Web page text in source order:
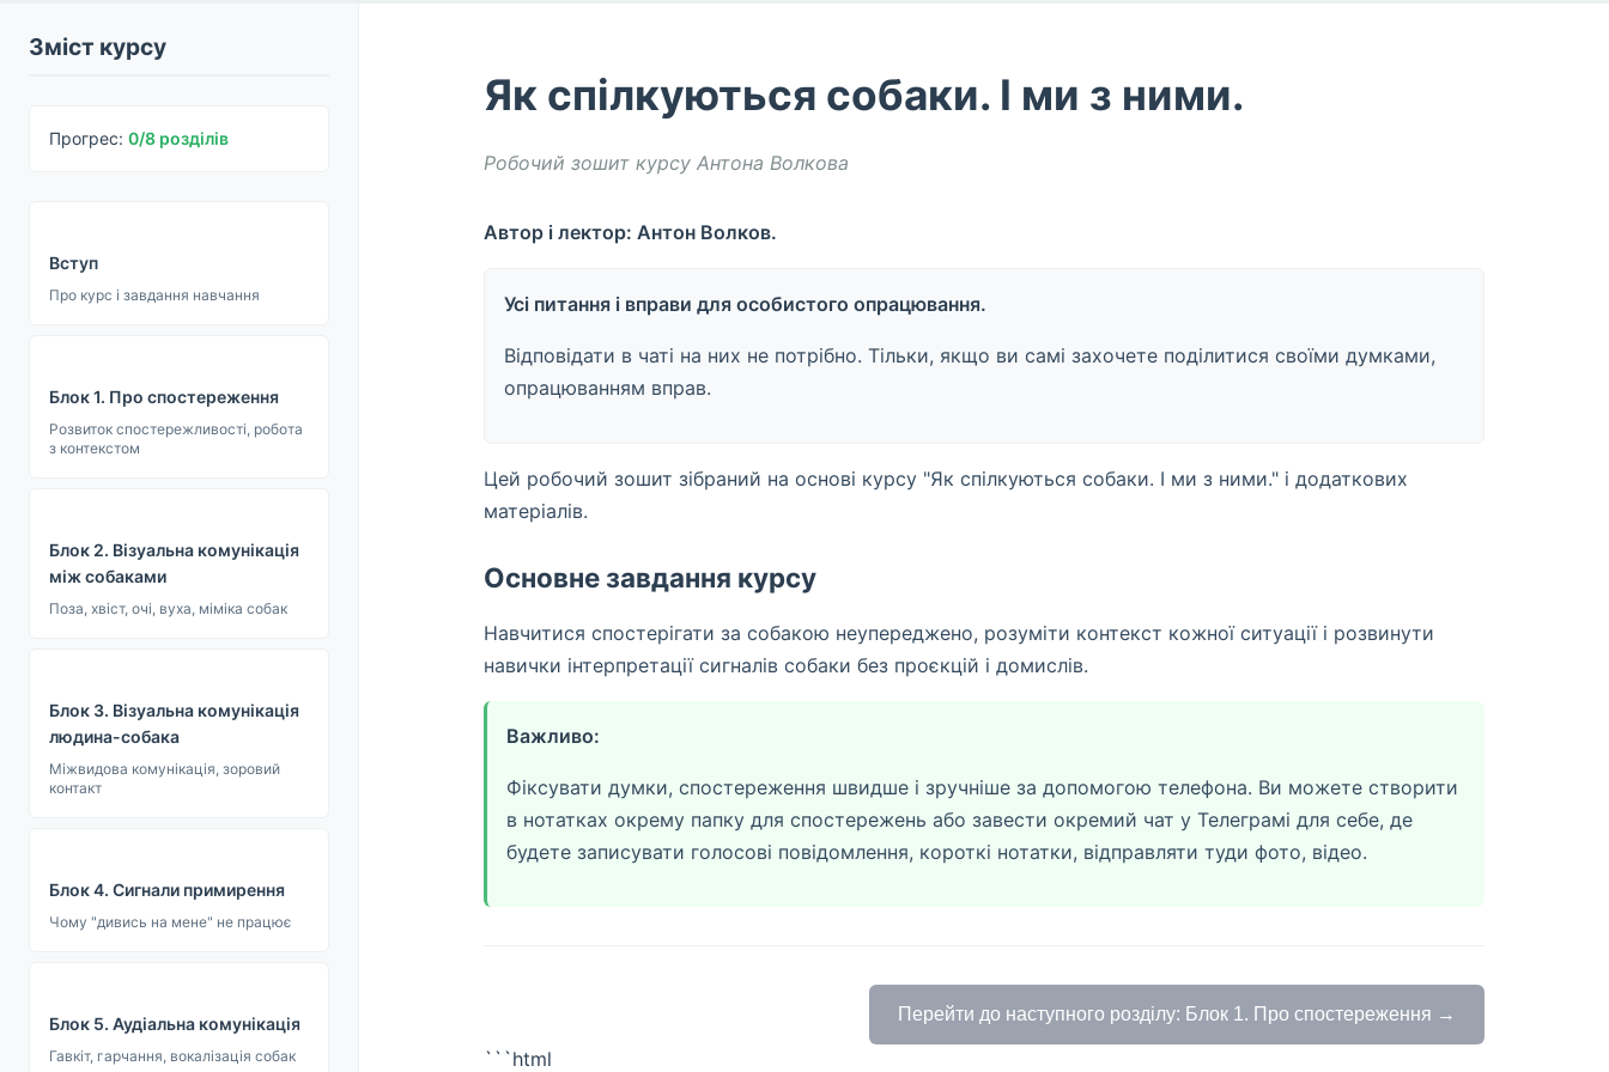
Зміст курсу
Прогрес: 0/8 розділів
Вступ
Про курс і завдання навчання
Блок 1. Про спостереження
Розвиток спостережливості, робота
з контекстом
Блок 2. Візуальна комунікація
між собаками
Поза, хвіст, очі, вуха, міміка собак
Блок 3. Візуальна комунікація
людина-собака
Міжвидова комунікація, зоровий
контакт
Блок 4. Сигнали примирення
Чому "дивись на мене" не працює
Блок 5. Аудіальна комунікація
Гавкіт, гарчання, вокалізація собак
Як спілкуються собаки. І ми з ними.
Робочий зошит курсу Антона Волкова
Автор і лектор: Антон Волков.
Усі питання і вправи для особистого опрацювання.
Відповідати в чаті на них не потрібно. Тільки, якщо ви самі захочете поділитися своїми думками,
опрацюванням вправ.
Цей робочий зошит зібраний на основі курсу "Як спілкуються собаки. І ми з ними." і додаткових
матеріалів.
Основне завдання курсу
Навчитися спостерігати за собакою неупереджено, розуміти контекст кожної ситуації і розвинути
навички інтерпретації сигналів собаки без проєкцій і домислів.
Важливо:
Фіксувати думки, спостереження швидше і зручніше за допомогою телефона. Ви можете створити
в нотатках окрему папку для спостережень або завести окремий чат у Телеграмі для себе, де
будете записувати голосові повідомлення, короткі нотатки, відправляти туди фото, відео.
Перейти до наступного розділу: Блок 1. Про спостереження →
```html